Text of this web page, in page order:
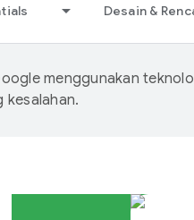
Desain &
menggunakan
kesalahan.